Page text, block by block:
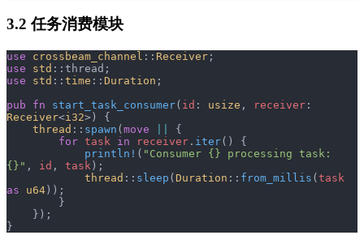
3.2 任务消费模块
use crossbeam_channel :: Receiver ;
use std ::thread;
use std :: time :: Duration ;
pub fn start_task_consumer( id : usize , receiver
Receiver<i32>) {
    thread
:: spawn (move
{
        for
task in receiver . iter() {
            println!
( "Consumer {} processing task:
{}" , id , task );
            thread
:: sleep (Duration :: from_millis (task
as u64));
        }
    });
}